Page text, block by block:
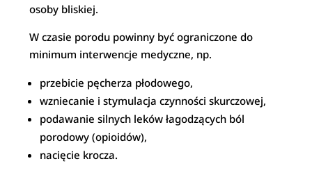
osoby bliskiej.
W czasie porodu powinny być ograniczone do
minimum interwencje medyczne, np.
przebicie pęcherza płodowego,
wzniecanie i stymulacja czynności skurczowej,
podawanie silnych leków łagodzących ból
porodowy (opioidów),
nacięcie krocza.